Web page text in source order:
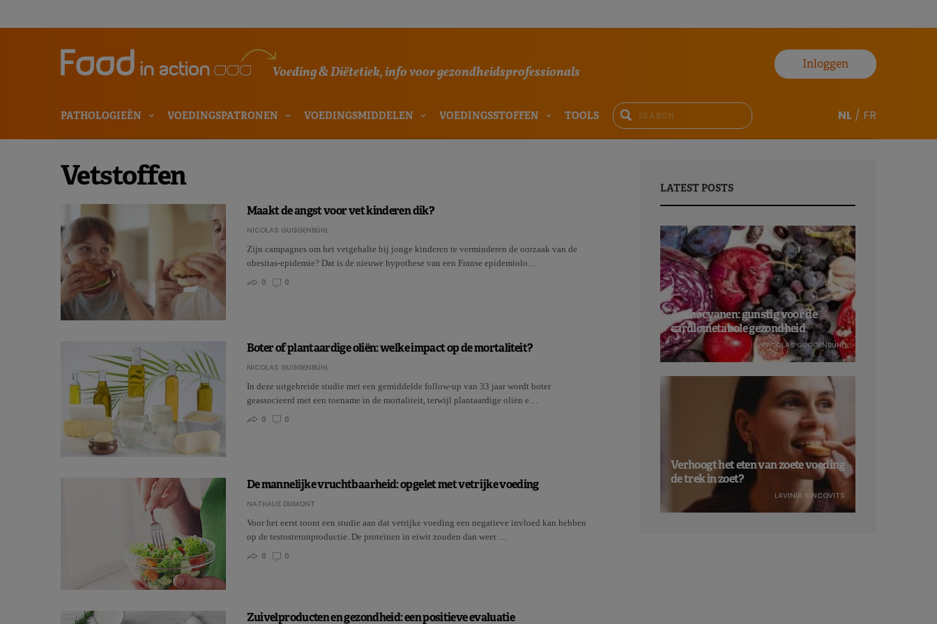
Voeding & Diëtetiek, info voor gezondheidsprofessionals
Inloggen
PATHOLOGIEËN VOEDINGSPATRONEN VOEDINGSMIDDELEN VOEDINGSSTOFFEN TOOLS NL / FR
Vetstoffen
Maakt de angst voor vet kinderen dik?
NICOLAS GUGGENBÜHL
Zijn campagnes om het vetgehalte bij jonge kinderen te verminderen de oorzaak van de
obesitas-epidemie? Dat is de nieuwe hypothese van een Franse epidemiolo…
0
0
Boter of plantaardige oliën: welke impact op de mortaliteit?
NICOLAS GUGGENBÜHL
In deze uitgebreide studie met een gemiddelde follow-up van 33 jaar wordt boter
geassocieerd met een toename in de mortaliteit, terwijl plantaardige oliën e…
0
0
De mannelijke vruchtbaarheid: opgelet met vetrijke voeding
NATHALIE DUMONT
Voor het eerst toont een studie aan dat vetrijke voeding een negatieve invloed kan hebben
op de testosteronproductie. De proteïnen in eiwit zouden dan weer …
0
0
Zuivelproducten en gezondheid: een positieve evaluatie
LATEST POSTS
Anthocyanen: gunstig voor de
cardiometabole gezondheid
NICOLAS GUGGENBÜHL
Verhoogt het eten van zoete voeding
de trek in zoet?
LAVINIA SINCOVITS